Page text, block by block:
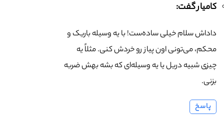
کامیار گفت:
داداش سلام خیلی ساده‌ست! با یه وسیله باریک و
محکم، می‌تونی اون پیاز رو خردش کنی. مثلاً یه
چیزی شبیه دریل یا یه وسیله‌ای که بشه بهش ضربه
بزنی.
پاسخ